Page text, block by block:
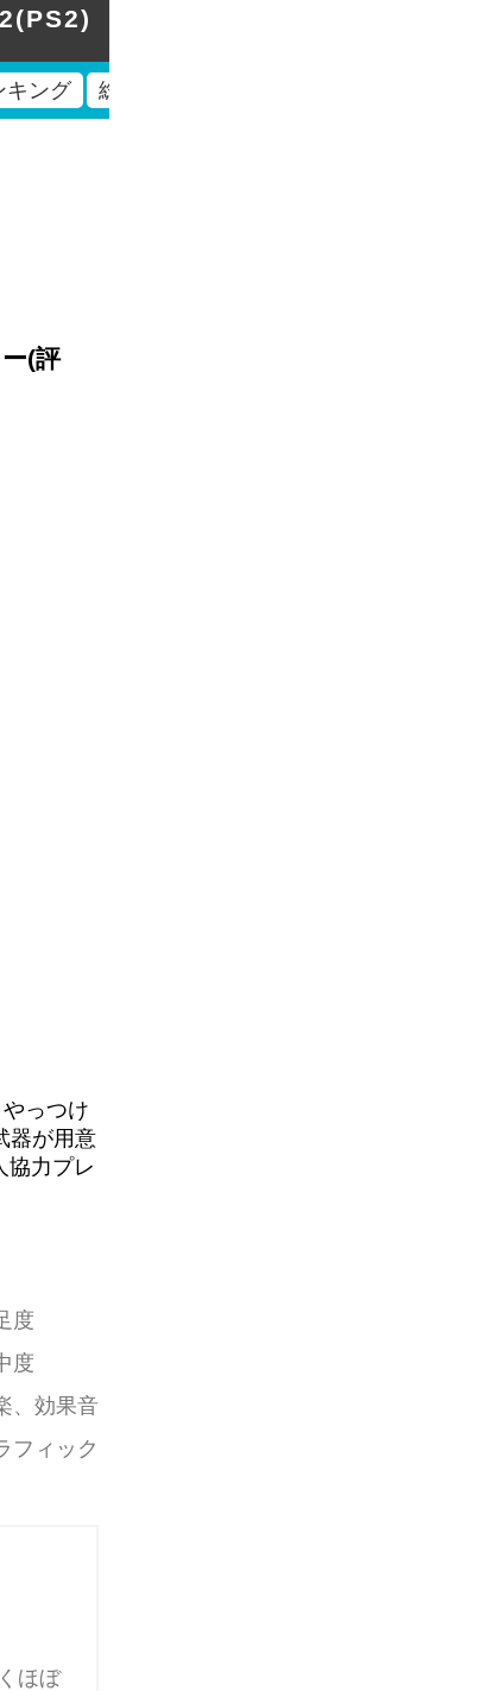
キング 総合ランキング
(評
っつけ
器が用意
協力プレ
度
度
、効果音
フィック
ほぼ